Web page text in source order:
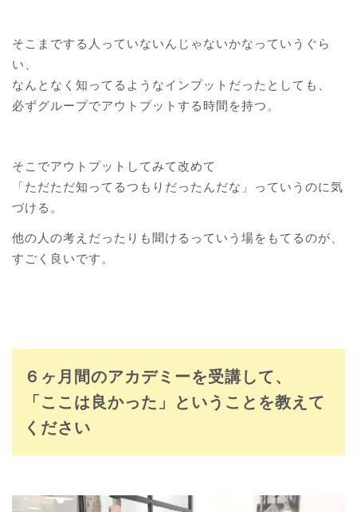
そこまでする人っていないんじゃないかなっていうぐら
い、
なんとなく知ってるようなインプットだったとしても、
必ずグループでアウトプットする時間を持つ。
そこでアウトプットしてみて改めて
「ただただ知ってるつもりだったんだな」っていうのに気
づける。
他の人の考えだったりも聞けるっていう場をもてるのが、
すごく良いです。
６ヶ月間のアカデミーを受講して、
「ここは良かった」ということを教えて
ください